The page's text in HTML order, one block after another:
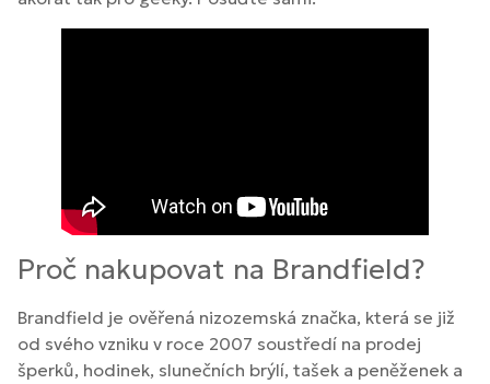
Proč nakupovat na Brandfield?
Brandfield je ověřená nizozemská značka, která se již
od svého vzniku v roce 2007 soustředí na prodej
šperků, hodinek, slunečních brýlí, tašek a peněženek a